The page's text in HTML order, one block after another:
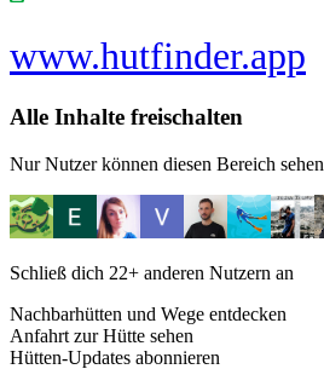
www.hutfinder.app
Alle Inhalte freischalten
Nur Nutzer können diesen Bereich sehen
Schließ dich 22+ anderen Nutzern an
Nachbarhütten und Wege entdecken
Anfahrt zur Hütte sehen
Hütten-Updates abonnieren